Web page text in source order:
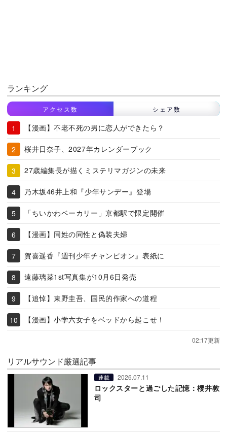
ランキング
アクセス数 シェア数
【漫画】不老不死の男に恋人ができたら？
桜井日奈子、2027年カレンダーブック
27歳編集長が描くミステリマガジンの未来
乃木坂46井上和『少年サンデー』登場
「ちいかわベーカリー」京都駅で限定開催
【漫画】同姓の同性と偽装夫婦
賀喜遥香『週刊少年チャンピオン』表紙に
遠藤璃菜1st写真集が10月6日発売
【追悼】東野圭吾、国民的作家への道程
【漫画】小学六女子をベッドから起こせ！
02:17更新
リアルサウンド厳選記事
連載 2026.07.11
ロックスターと過ごした記憶：櫻井敦
司